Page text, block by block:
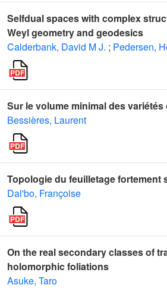
Selfdual spaces with complex
Weyl geometry and geodesics
Calderbank, David M J. ; Pedersen,
Sur le volume minimal des
Bessières, Laurent
Topologie du feuilletage fortement
Dal'bo, Françoise
On the real secondary classes of
holomorphic foliations
Asuke, Taro